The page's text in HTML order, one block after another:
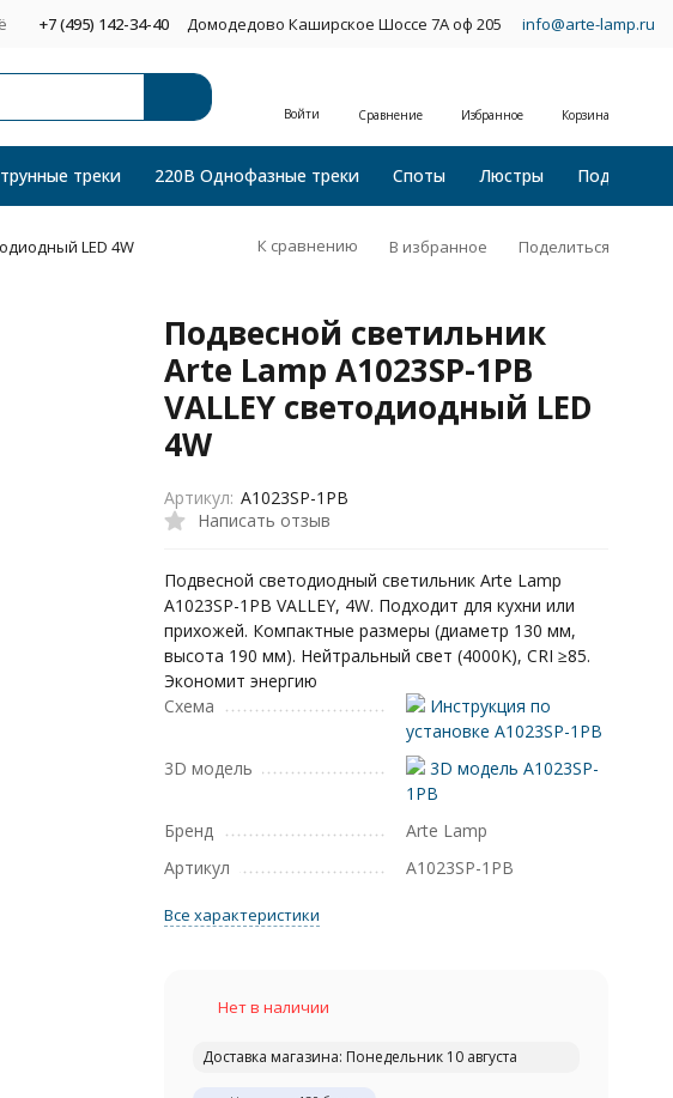
+7 (495) 142-34-40 Домодедово Каширское Шоссе 7А оф 205 info@arte-lamp.ru
Войти Сравнение Избранное Корзина
треки 220В Однофазные треки Споты Люстры Подвесные
LED 4W К сравнению В избранное Поделиться
Подвесной светильник
Arte Lamp A1023SP-1PB
VALLEY светодиодный LED
4W
Написать отзыв
Артикул: A1023SP-1PB
Подвесной светодиодный светильник Arte Lamp
A1023SP-1PB VALLEY, 4W. Подходит для кухни или
прихожей. Компактные размеры (диаметр 130 мм,
высота 190 мм). Нейтральный свет (4000K), CRI ≥85.
Экономит энергию
Схема
Инструкция по
установке A1023SP-1PB
3D модель
3D модель A1023SP-
1PB
Бренд
Arte Lamp
Артикул
A1023SP-1PB
Все характеристики
Нет в наличии
Доставка магазина: Понедельник 10 августа